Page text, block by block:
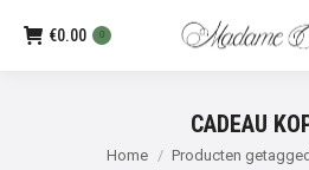
€0.00 0
CADEAU
Je bent hier:
Home Producten